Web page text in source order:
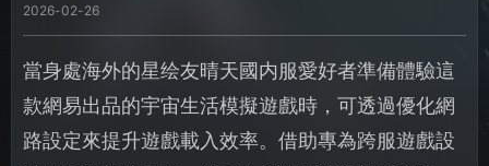
2026-02-26
當身處海外的星绘友晴天國内服愛好者準備體驗這
款網易出品的宇宙生活模擬遊戲時，可透過優化網
路設定來提升遊戲載入效率。借助專為跨服遊戲設